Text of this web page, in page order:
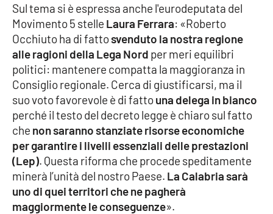
Storie
LAC
NETWORK
Lacplay.it
Lactv.it
Laconair.it
Lacitymag.it
Sul tema si è espressa anche l'eurodeputata del
Movimento 5 stelle Laura Ferrara: «Roberto
Occhiuto ha di fattosvenduto la nostra regione
alle ragioni della Lega Nord per meri equilibri
politici: mantenere compatta la maggioranza in
Consiglio regionale. Cerca di giustificarsi, ma il
suo voto favorevole è di fattouna delega in bianco
perché il testo del decreto legge è chiaro sul fatto
che non saranno stanziate risorse economiche
per garantire i livelli essenziali delle prestazioni
(Lep). Questa riforma che procede speditamente
minerà l’unità del nostro Paese. La Calabria sarà
uno di quei territori che ne pagherà
maggiormente le conseguenze».